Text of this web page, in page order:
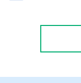
ワードなど